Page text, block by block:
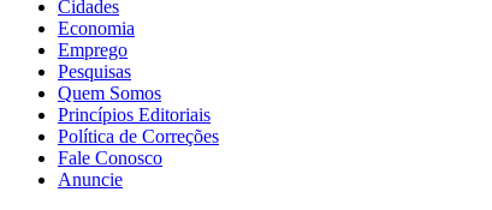
Cidades
Economia
Emprego
Pesquisas
Quem Somos
Princípios Editoriais
Política de Correções
Fale Conosco
Anuncie